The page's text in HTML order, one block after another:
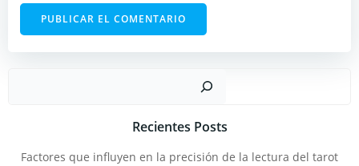
Recientes Posts
Factores que influyen en la precisión de la lectura del tarot